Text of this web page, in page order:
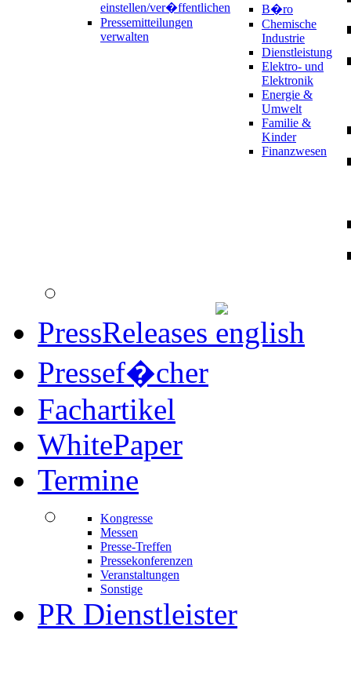
einstellen/ver�ffentlichen
Pressemitteilungen
verwalten
B�ro
Chemische
Industrie
Dienstleistung
Elektro- und
Elektronik
Energie &
Umwelt
Familie &
Kinder
Finanzwesen
PressReleases
Pressef�cher
Fachartikel
WhitePaper
Termine
Kongresse
Messen
Presse-Treffen
Pressekonferenzen
Veranstaltungen
Sonstige
PR Dienstleister